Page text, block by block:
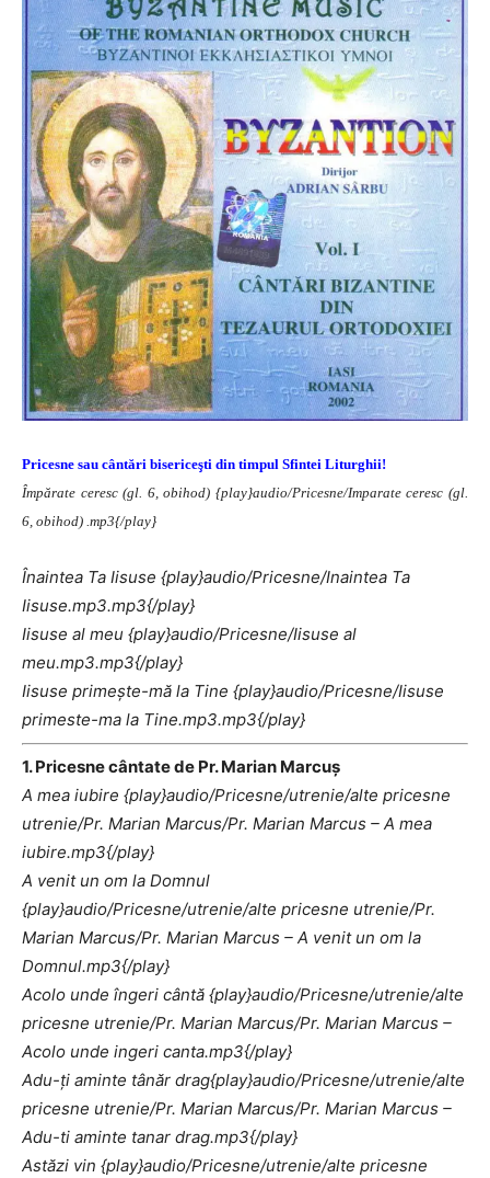
Pricesne sau cântări bisericeşti din timpul Sfintei Liturghii!
Împărate ceresc (gl. 6, obihod) {play}audio/Pricesne/Imparate ceresc (gl.
6, obihod) .mp3{/play}
Înaintea Ta Iisuse {play}audio/Pricesne/Inaintea Ta
Iisuse.mp3.mp3{/play}
Iisuse al meu {play}audio/Pricesne/Iisuse al
meu.mp3.mp3{/play}
Iisuse primeşte-mă la Tine {play}audio/Pricesne/Iisuse
primeste-ma la Tine.mp3.mp3{/play}
1. Pricesne cântate de Pr. Marian Marcuş
A mea iubire {play}audio/Pricesne/utrenie/alte pricesne
utrenie/Pr. Marian Marcus/Pr. Marian Marcus – A mea
iubire.mp3{/play}
A venit un om la Domnul
{play}audio/Pricesne/utrenie/alte pricesne utrenie/Pr.
Marian Marcus/Pr. Marian Marcus – A venit un om la
Domnul.mp3{/play}
Acolo unde îngeri cântă {play}audio/Pricesne/utrenie/alte
pricesne utrenie/Pr. Marian Marcus/Pr. Marian Marcus –
Acolo unde ingeri canta.mp3{/play}
Adu-ţi aminte tânăr drag{play}audio/Pricesne/utrenie/alte
pricesne utrenie/Pr. Marian Marcus/Pr. Marian Marcus –
Adu-ti aminte tanar drag.mp3{/play}
Astăzi vin {play}audio/Pricesne/utrenie/alte pricesne